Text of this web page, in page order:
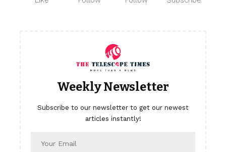
Weekly Newsletter
Subscribe to our newsletter to get our newest
articles instantly!